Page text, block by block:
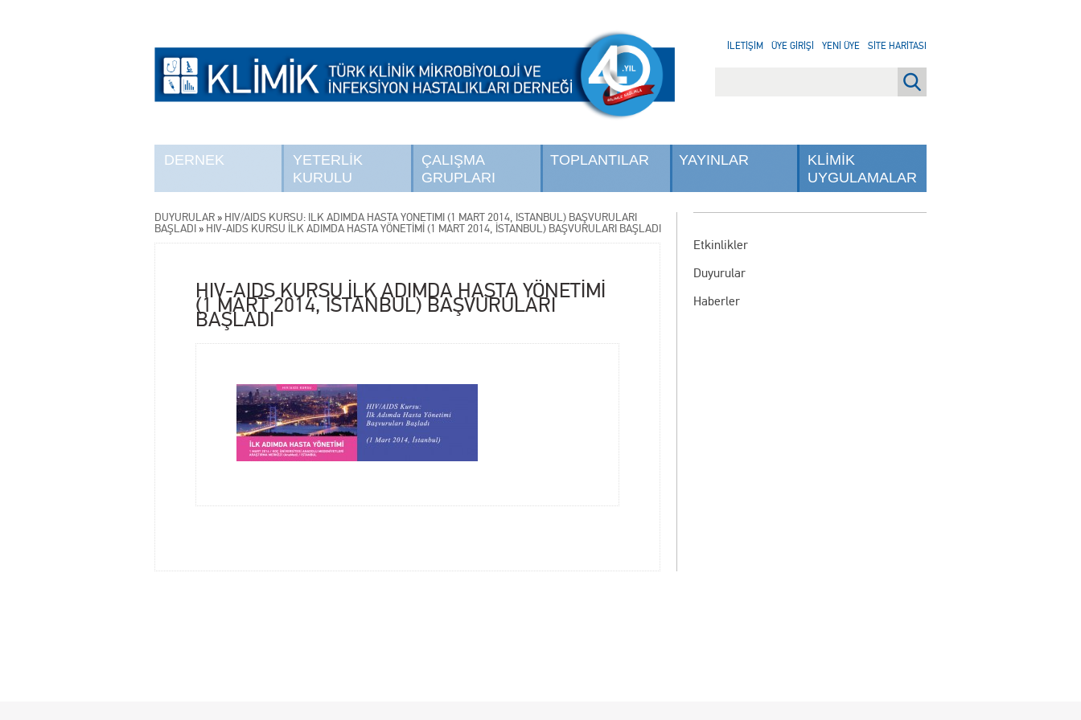
DERNEK
YETERLİK
KURULU
ÇALIŞMA
GRUPLARI
TOPLANTILAR YAYINLAR
KLİMİK
UYGULAMALAR
İLETİŞİM ÜYE GİRİŞİ YENİ ÜYE SİTE HARİTASI
Etkinlikler
Duyurular
Haberler
DUYURULAR » HIV/AIDS KURSU: İLK ADIMDA HASTA YÖNETİMİ (1 MART 2014, İSTANBUL) BAŞVURULARI
BAŞLADI » HIV-AIDS KURSU İLK ADIMDA HASTA YÖNETİMİ (1 MART 2014, İSTANBUL) BAŞVURULARI BAŞLADI
HIV-AIDS KURSU İLK ADIMDA HASTA YÖNETİMİ
(1 MART 2014, İSTANBUL) BAŞVURULARI
BAŞLADI